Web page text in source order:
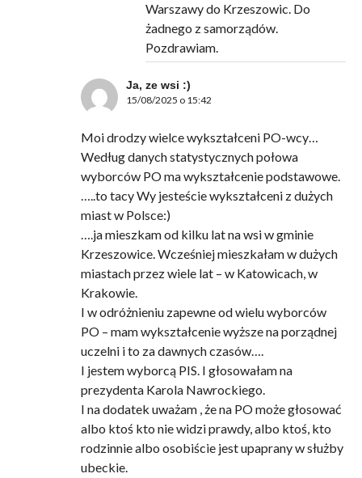
Warszawy do Krzeszowic. Do
żadnego z samorządów.
Pozdrawiam.
Ja, ze wsi :)
15/08/2025 o 15:42
Moi drodzy wielce wykształceni PO-wcy…
Według danych statystycznych połowa
wyborców PO ma wykształcenie podstawowe.
…..to tacy Wy jesteście wykształceni z dużych
miast w Polsce:)
….ja mieszkam od kilku lat na wsi w gminie
Krzeszowice. Wcześniej mieszkałam w dużych
miastach przez wiele lat – w Katowicach, w
Krakowie.
I w odróżnieniu zapewne od wielu wyborców
PO – mam wykształcenie wyższe na porządnej
uczelni i to za dawnych czasów….
I jestem wyborcą PIS. I głosowałam na
prezydenta Karola Nawrockiego.
I na dodatek uważam , że na PO może głosować
albo ktoś kto nie widzi prawdy, albo ktoś, kto
rodzinnie albo osobiście jest upaprany w służby
ubeckie.